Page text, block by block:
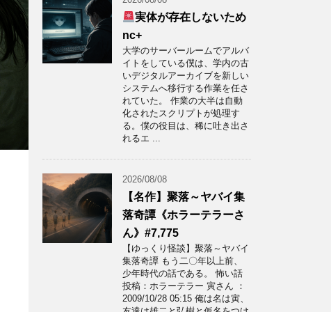
実体が存在しないため
nc+
大学のサーバールームでアルバ
イトをしている僕は、学内の古
いデジタルアーカイブを新しい
システムへ移行する作業を任さ
れていた。 作業の大半は自動
化されたスクリプトが処理す
る。僕の役目は、稀に吐き出さ
れるエ ...
2026/08/08
【名作】聚落～ヤバイ集
落奇譚《ホラーテラーさ
ん》#7,775
【ゆっくり怪談】聚落～ヤバイ
集落奇譚 もう二〇年以上前、
少年時代の話である。 怖い話
投稿：ホラーテラー 寅さん ：
2009/10/28 05:15 俺は名は寅、